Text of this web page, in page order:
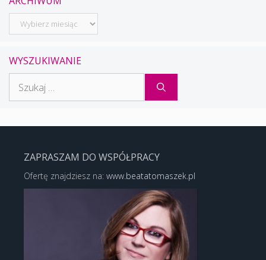
Archiwum
WYSZUKIWANIE
ZAPRASZAM DO WSPÓŁPRACY
Ofertę znajdziesz na: www.beatatomaszek.pl